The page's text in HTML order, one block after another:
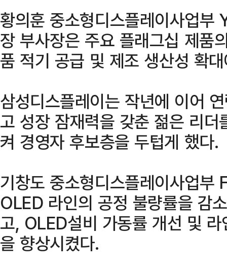
황의훈 중소형디스플레이사업
장 부사장은 주요 플래그십 제품
품 적기 공급 및 제조 생산성 확
삼성디스플레이는 작년에 이어
고 성장 잠재력을 갖춘 젊은 리
켜 경영자 후보층을 두텁게 했다.
기창도 중소형디스플레이사업
OLED 라인의 공정 불량률을 감
고, OLED설비 가동률 개선 및
을 향상시켰다.